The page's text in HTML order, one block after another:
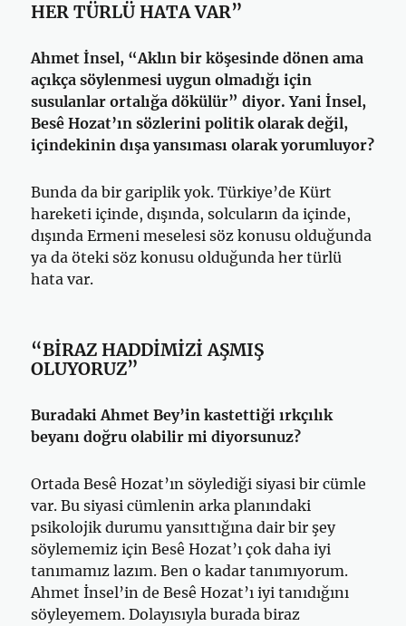
HER TÜRLÜ HATA VAR”
Ahmet İnsel, “Aklın bir köşesinde dönen ama
açıkça söylenmesi uygun olmadığı için
susulanlar ortalığa dökülür” diyor. Yani İnsel,
Besê Hozat’ın sözlerini politik olarak değil,
içindekinin dışa yansıması olarak yorumluyor?
Bunda da bir gariplik yok. Türkiye’de Kürt
hareketi içinde, dışında, solcuların da içinde,
dışında Ermeni meselesi söz konusu olduğunda
ya da öteki söz konusu olduğunda her türlü
hata var.
“BİRAZ HADDİMİZİ AŞMIŞ
OLUYORUZ”
Buradaki Ahmet Bey’in kastettiği ırkçılık
beyanı doğru olabilir mi diyorsunuz?
Ortada Besê Hozat’ın söylediği siyasi bir cümle
var. Bu siyasi cümlenin arka planındaki
psikolojik durumu yansıttığına dair bir şey
söylememiz için Besê Hozat’ı çok daha iyi
tanımamız lazım. Ben o kadar tanımıyorum.
Ahmet İnsel’in de Besê Hozat’ı iyi tanıdığını
söyleyemem. Dolayısıyla burada biraz